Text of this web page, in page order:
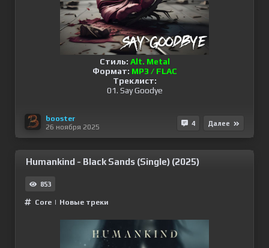
Стиль: Alt. Metal
Формат: MP3 / FLAC
Треклист:
01. Say Goodye
booster
26 ноября 2025
4 Далее
Humankind - Black Sands (Single) (2025)
853
Сore | Новые треки